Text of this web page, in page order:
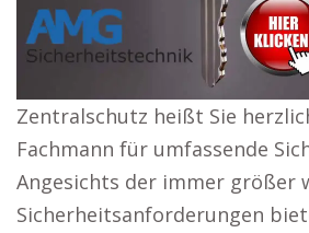
Zentralschutz heißt Sie
Fachmann für umfassende
Angesichts der immer größer
Sicherheitsanforderungen